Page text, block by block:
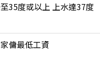
35度或以上 上水達37度
傭最低工資